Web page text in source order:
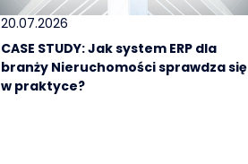
20.07.2026
CASE STUDY: Jak system ERP dla
branży Nieruchomości sprawdza się
w praktyce?